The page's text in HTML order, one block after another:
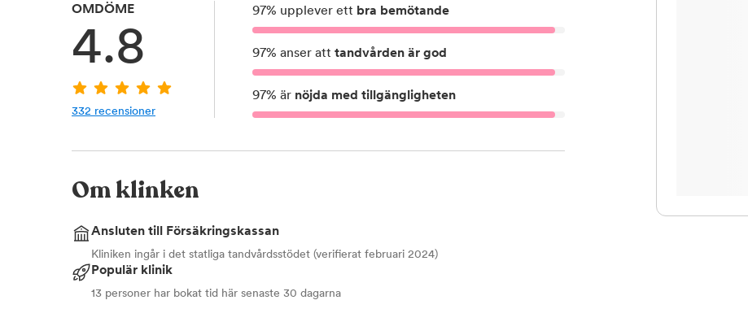
OMDÖME
4.8
332 recensioner
97% upplever ett bra bemötande
97% anser att tandvården är god
97% är nöjda med tillgängligheten
Om klinken
Ansluten till Försäkringskassan
Kliniken ingår i det statliga tandvårdsstödet (verifierat februari 2024)
Populär klinik
13 personer har bokat tid här senaste 30 dagarna